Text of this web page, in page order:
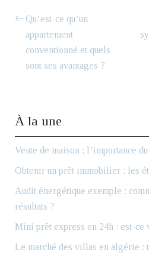
Qu’est-ce qu’un
appartement
conventionné et quels
sont ses avantages ?
À la une
Vente de maison : l’importance
Obtenir un prêt immobilier : les
Audit énergétique exemple :
résultats ?
Mini prêt express en 24h : est-ce
Le marché des villas en algérie :